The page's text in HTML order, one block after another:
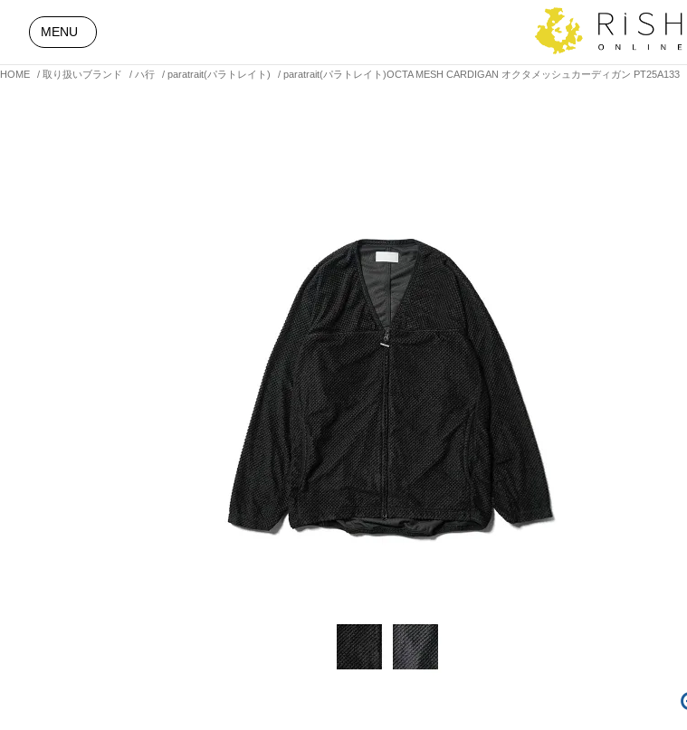
HOME 取り扱いブランド ハ行 paratrait(パラトレイト) paratrait(パラトレイト)OCTA MESH CARDIGAN オクタメッシュカーディガン PT25A133
MENU